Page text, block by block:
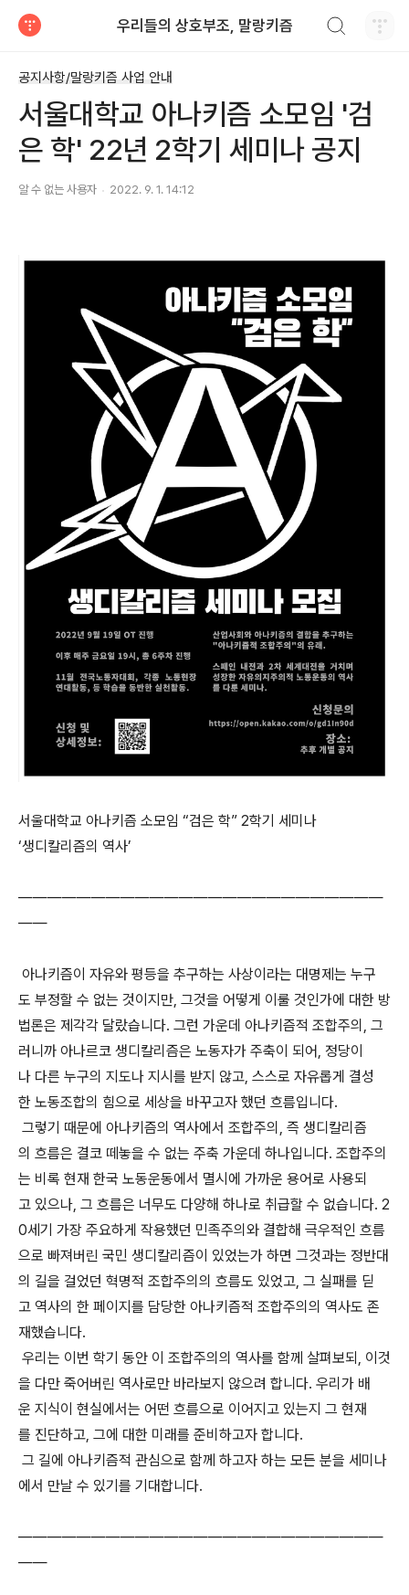
우리들의 상호부조, 말랑키즘
공지사항/말랑키즘 사업 안내
서울대학교 아나키즘 소모임 '검
은 학' 22년 2학기 세미나 공지
알 수 없는 사용자 2022. 9. 1. 14:12
서울대학교 아나키즘 소모임 “검은 학” 2학기 세미나
‘생디칼리즘의 역사’
―――――――――――――――――――――――――
――
아나키즘이 자유와 평등을 추구하는 사상이라는 대명제는 누구
도 부정할 수 없는 것이지만, 그것을 어떻게 이룰 것인가에 대한 방
법론은 제각각 달랐습니다. 그런 가운데 아나키즘적 조합주의, 그
러니까 아나르코 생디칼리즘은 노동자가 주축이 되어, 정당이
나 다른 누구의 지도나 지시를 받지 않고, 스스로 자유롭게 결성
한 노동조합의 힘으로 세상을 바꾸고자 했던 흐름입니다.
그렇기 때문에 아나키즘의 역사에서 조합주의, 즉 생디칼리즘
의 흐름은 결코 떼놓을 수 없는 주축 가운데 하나입니다. 조합주의
는 비록 현재 한국 노동운동에서 멸시에 가까운 용어로 사용되
고 있으나, 그 흐름은 너무도 다양해 하나로 취급할 수 없습니다. 2
0세기 가장 주요하게 작용했던 민족주의와 결합해 극우적인 흐름
으로 빠져버린 국민 생디칼리즘이 있었는가 하면 그것과는 정반대
의 길을 걸었던 혁명적 조합주의의 흐름도 있었고, 그 실패를 딛
고 역사의 한 페이지를 담당한 아나키즘적 조합주의의 역사도 존
재했습니다.
우리는 이번 학기 동안 이 조합주의의 역사를 함께 살펴보되, 이것
을 다만 죽어버린 역사로만 바라보지 않으려 합니다. 우리가 배
운 지식이 현실에서는 어떤 흐름으로 이어지고 있는지 그 현재
를 진단하고, 그에 대한 미래를 준비하고자 합니다.
그 길에 아나키즘적 관심으로 함께 하고자 하는 모든 분을 세미나
에서 만날 수 있기를 기대합니다.
―――――――――――――――――――――――――
――